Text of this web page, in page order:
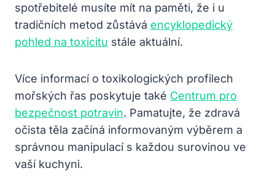
spotřebitelé musíte mít na paměti, že i u
tradičních metod zůstává encyklopedický
pohled na toxicitu stále aktuální.
Více informací o toxikologických profilech
mořských řas poskytuje také Centrum pro
bezpečnost potravin. Pamatujte, že zdravá
očista těla začíná informovaným výběrem a
správnou manipulací s každou surovinou ve
vaší kuchyni.